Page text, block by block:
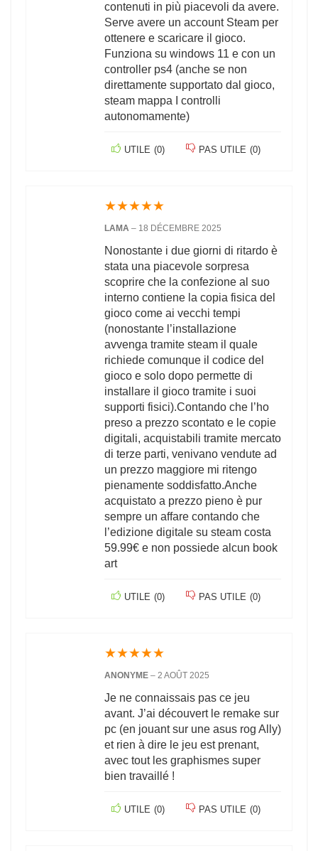
contenuti in più piacevoli da avere.
Serve avere un account Steam per
ottenere e scaricare il gioco.
Funziona su windows 11 e con un
controller ps4 (anche se non
direttamente supportato dal gioco,
steam mappa I controlli
autonomamente)
UTILE (0) PAS UTILE (0)
★★★★★
LAMA – 18 DÉCEMBRE 2025
Nonostante i due giorni di ritardo è
stata una piacevole sorpresa
scoprire che la confezione al suo
interno contiene la copia fisica del
gioco come ai vecchi tempi
(nonostante l’installazione
avvenga tramite steam il quale
richiede comunque il codice del
gioco e solo dopo permette di
installare il gioco tramite i suoi
supporti fisici).Contando che l’ho
preso a prezzo scontato e le copie
digitali, acquistabili tramite mercato
di terze parti, venivano vendute ad
un prezzo maggiore mi ritengo
pienamente soddisfatto.Anche
acquistato a prezzo pieno è pur
sempre un affare contando che
l’edizione digitale su steam costa
59.99€ e non possiede alcun book
art
UTILE (0) PAS UTILE (0)
★★★★★
ANONYME – 2 AOÛT 2025
Je ne connaissais pas ce jeu
avant. J’ai découvert le remake sur
pc (en jouant sur une asus rog Ally)
et rien à dire le jeu est prenant,
avec tout les graphismes super
bien travaillé !
UTILE (0) PAS UTILE (0)